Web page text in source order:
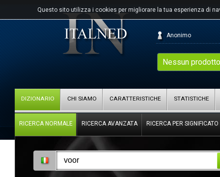
Questo sito utilizza i cookies per migliorare la tua esperienza di
Nessun
Anonimo
DIZIONARIO CHI SIAMO CARATTERISTICHE STATISTICHE
RICERCA NORMALE RICERCA AVANZATA RICERCA PER SIGNIFICATO